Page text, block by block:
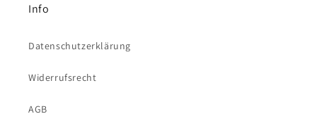
Info
Datenschutzerklärung
Widerrufsrecht
AGB